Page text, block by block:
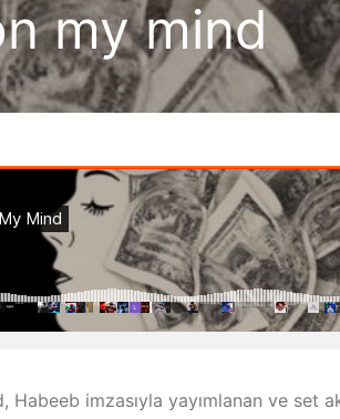
my mind
Habeeb imzasıyla yayımlanan ve set